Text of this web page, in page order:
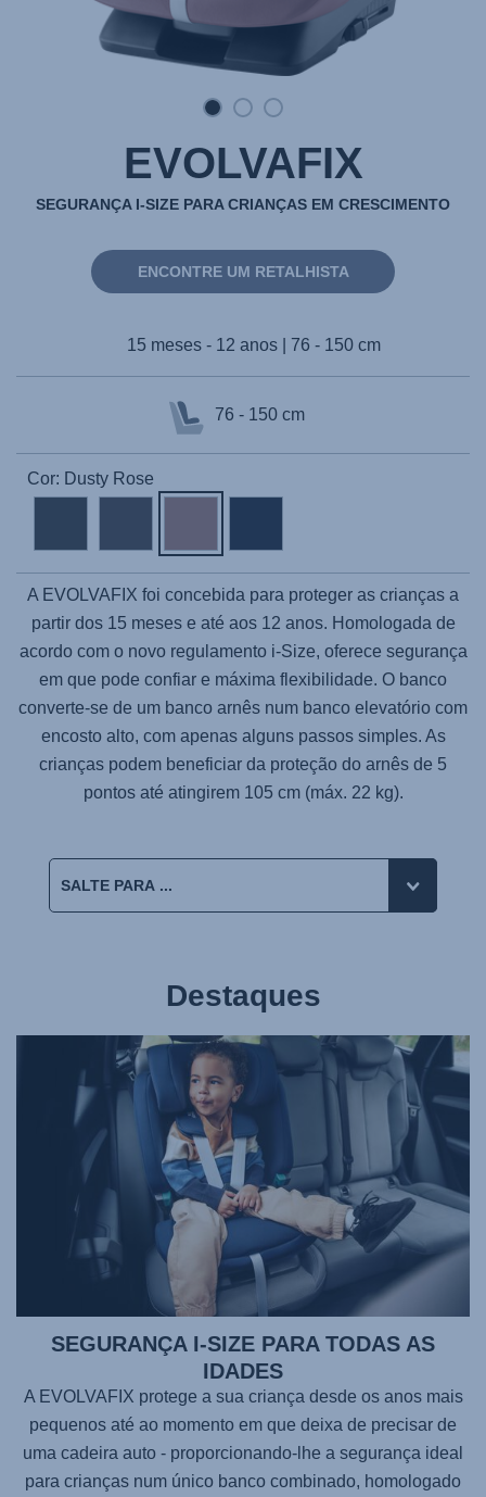
EVOLVAFIX
SEGURANÇA I-SIZE PARA CRIANÇAS EM CRESCIMENTO
ENCONTRE UM RETALHISTA
15 meses - 12 anos | 76 - 150 cm
76 - 150 cm
Cor: Dusty Rose
A EVOLVAFIX foi concebida para proteger as crianças a
partir dos 15 meses e até aos 12 anos. Homologada de
acordo com o novo regulamento i-Size, oferece segurança
em que pode confiar e máxima flexibilidade. O banco
converte-se de um banco arnês num banco elevatório com
encosto alto, com apenas alguns passos simples. As
crianças podem beneficiar da proteção do arnês de 5
pontos até atingirem 105 cm (máx. 22 kg).
Destaques
SEGURANÇA I-SIZE PARA TODAS AS
IDADES
A EVOLVAFIX protege a sua criança desde os anos mais
pequenos até ao momento em que deixa de precisar de
uma cadeira auto - proporcionando-lhe a segurança ideal
para crianças num único banco combinado, homologado